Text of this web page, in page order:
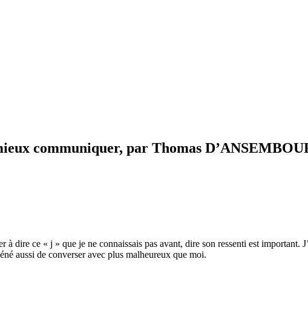
communiquer, par Thomas
dire ce « j » que je ne connaissais pas avant, dire son ressenti est important.
aussi de converser avec plus malheureux que moi.